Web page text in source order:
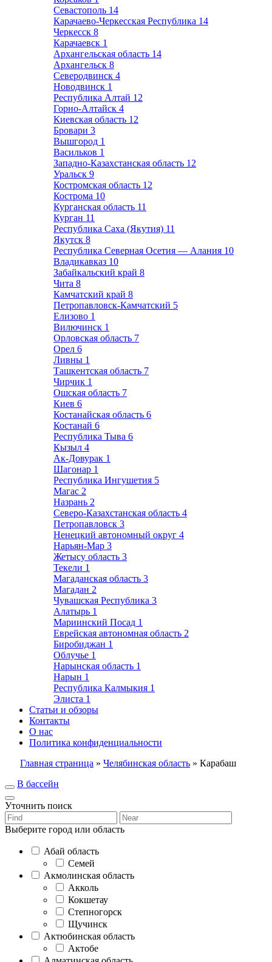
Севастополь 14
Карачаево-Черкесская Республика 14
Черкесск 8
Карачаевск 1
Архангельская область 14
Архангельск 8
Северодвинск 4
Новодвинск 1
Республика Алтай 12
Горно-Алтайск 4
Киевская область 12
Бровари 3
Вышгород 1
Васильков 1
Западно-Казахстанская область 12
Уральск 9
Костромская область 12
Кострома 10
Курганская область 11
Курган 11
Республика Саха (Якутия) 11
Якутск 8
Республика Северная Осетия — Алания 10
Владикавказ 10
Забайкальский край 8
Чита 8
Камчатский край 8
Петропавловск-Камчатский 5
Елизово 1
Вилючинск 1
Орловская область 7
Орел 6
Ливны 1
Ташкентская область 7
Чирчик 1
Ошская область 7
Киев 6
Костанайская область 6
Костанай 6
Республика Тыва 6
Кызыл 4
Ак-Довурак 1
Шагонар 1
Республика Ингушетия 5
Магас 2
Назрань 2
Северо-Казахстанская область 4
Петропавловск 3
Ненецкий автономный округ 4
Нарьян-Мар 3
Жетысу область 3
Текели 1
Магаданская область 3
Магадан 2
Чувашская Республика 3
Алатырь 1
Мариинский Посад 1
Еврейская автономная область 2
Биробиджан 1
Облучье 1
Нарынская область 1
Нарын 1
Республика Калмыкия 1
Элиста 1
Статьи и обзоры
Контакты
О нас
Политика конфиденциальности
Главная страница » Челябинская область » Карабаш
В бассейн
Уточнить поиск
Выберите город или область
Абай область
Семей
Акмолинская область
Акколь
Кокшетау
Степногорск
Щучинск
Актюбинская область
Актобе